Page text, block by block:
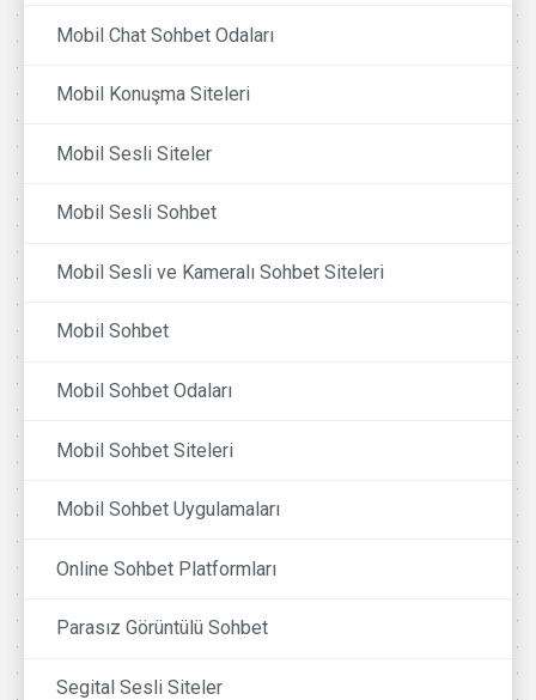
Mobil Chat Sohbet Odaları
Mobil Konuşma Siteleri
Mobil Sesli Siteler
Mobil Sesli Sohbet
Mobil Sesli ve Kameralı Sohbet Siteleri
Mobil Sohbet
Mobil Sohbet Odaları
Mobil Sohbet Siteleri
Mobil Sohbet Uygulamaları
Online Sohbet Platformları
Parasız Görüntülü Sohbet
Segital Sesli Siteler